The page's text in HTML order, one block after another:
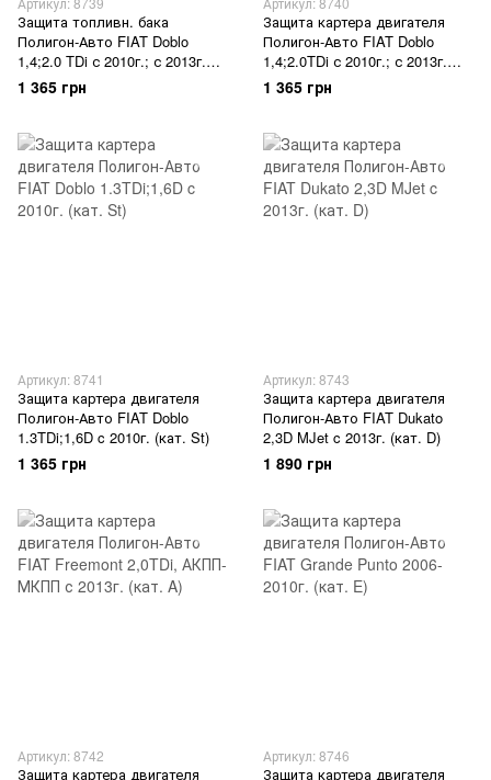
Защита топливн. бака
Полигон-Авто FIAT Doblo
1,4;2.0 TDi с 2010г.; с 2013г.
(кат. St)
1 365 грн
Защита картера двигателя
Полигон-Авто FIAT Doblo
1,4;2.0TDi с 2010г.; с 2013г.
(кат. St)
1 365 грн
Артикул: 8741
Защита картера двигателя
Полигон-Авто FIAT Doblo
1.3TDi;1,6D c 2010г. (кат. St)
1 365 грн
Артикул: 8743
Защита картера двигателя
Полигон-Авто FIAT Dukato
2,3D MJet c 2013г. (кат. D)
1 890 грн
Артикул: 8742
Защита картера двигателя
Артикул: 8746
Защита картера двигателя